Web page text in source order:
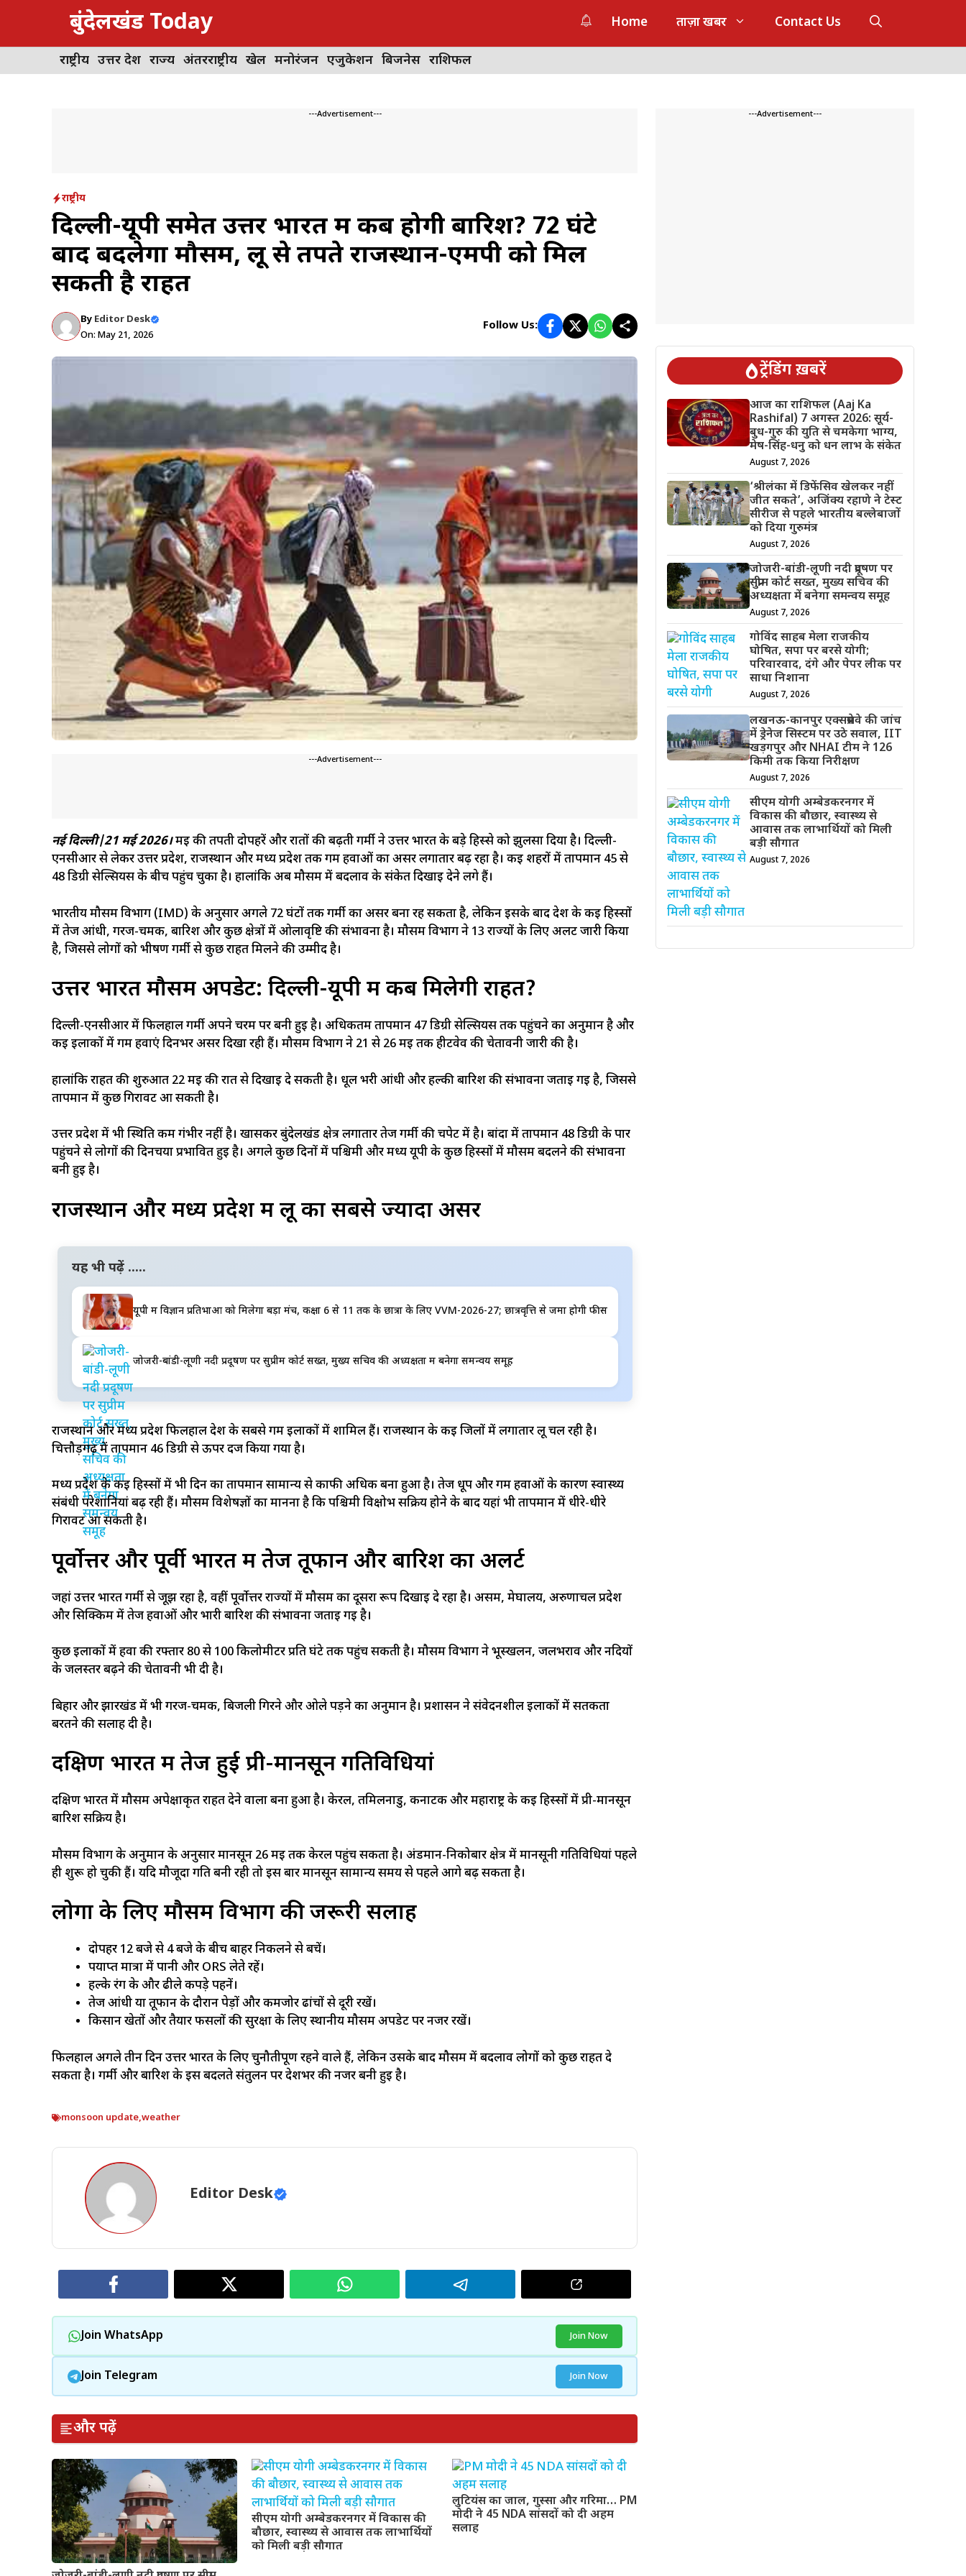
content
बुंदेलखंड Today Home ताज़ा खबर Contact Us
राष्ट्रीय उत्तर प्रदेश राज्य अंतरराष्ट्रीय खेल मनोरंजन एजुकेशन बिजनेस राशिफल
---Advertisement---
राष्ट्रीय
दिल्ली-यूपी समेत उत्तर भारत में कब होगी बारिश? 72 घंटे
बाद बदलेगा मौसम, लू से तपते राजस्थान-एमपी को मिल
सकती है राहत
By Editor Desk
On: May 21, 2026
Follow Us:
---Advertisement---
नई दिल्ली|21 मई 2026।मई की तपती दोपहरें और रातों की बढ़ती गर्मी ने उत्तर भारत के बड़े हिस्से को झुलसा दिया है। दिल्ली-
एनसीआर से लेकर उत्तर प्रदेश, राजस्थान और मध्य प्रदेश तक गर्म हवाओं का असर लगातार बढ़ रहा है। कई शहरों में तापमान 45 से
48 डिग्री सेल्सियस के बीच पहुंच चुका है। हालांकि अब मौसम में बदलाव के संकेत दिखाई देने लगे हैं।
भारतीय मौसम विभाग (IMD) के अनुसार अगले 72 घंटों तक गर्मी का असर बना रह सकता है, लेकिन इसके बाद देश के कई हिस्सों
में तेज आंधी, गरज-चमक, बारिश और कुछ क्षेत्रों में ओलावृष्टि की संभावना है। मौसम विभाग ने 13 राज्यों के लिए अलर्ट जारी किया
है, जिससे लोगों को भीषण गर्मी से कुछ राहत मिलने की उम्मीद है।
उत्तर भारत मौसम अपडेट: दिल्ली-यूपी में कब मिलेगी राहत?
दिल्ली-एनसीआर में फिलहाल गर्मी अपने चरम पर बनी हुई है। अधिकतम तापमान 47 डिग्री सेल्सियस तक पहुंचने का अनुमान है और
कई इलाकों में गर्म हवाएं दिनभर असर दिखा रही हैं। मौसम विभाग ने 21 से 26 मई तक हीटवेव की चेतावनी जारी की है।
हालांकि राहत की शुरुआत 22 मई की रात से दिखाई दे सकती है। धूल भरी आंधी और हल्की बारिश की संभावना जताई गई है, जिससे
तापमान में कुछ गिरावट आ सकती है।
उत्तर प्रदेश में भी स्थिति कम गंभीर नहीं है। खासकर बुंदेलखंड क्षेत्र लगातार तेज गर्मी की चपेट में है। बांदा में तापमान 48 डिग्री के पार
पहुंचने से लोगों की दिनचर्या प्रभावित हुई है। अगले कुछ दिनों में पश्चिमी और मध्य यूपी के कुछ हिस्सों में मौसम बदलने की संभावना
बनी हुई है।
राजस्थान और मध्य प्रदेश में लू का सबसे ज्यादा असर
यह भी पढ़ें .....
यूपी में विज्ञान प्रतिभाओं को मिलेगा बड़ा मंच, कक्षा 6 से 11 तक के छात्रों के लिए VVM-2026-27; छात्रवृत्ति से जमा होगी फीस
जोजरी-बांडी-लूणी नदी प्रदूषण पर सुप्रीम कोर्ट सख्त, मुख्य सचिव की अध्यक्षता में बनेगा समन्वय समूह
राजस्थान और मध्य प्रदेश फिलहाल देश के सबसे गर्म इलाकों में शामिल हैं। राजस्थान के कई जिलों में लगातार लू चल रही है।
चित्तौड़गढ़ में तापमान 46 डिग्री से ऊपर दर्ज किया गया है।
मध्य प्रदेश के कई हिस्सों में भी दिन का तापमान सामान्य से काफी अधिक बना हुआ है। तेज धूप और गर्म हवाओं के कारण स्वास्थ्य
संबंधी परेशानियां बढ़ रही हैं। मौसम विशेषज्ञों का मानना है कि पश्चिमी विक्षोभ सक्रिय होने के बाद यहां भी तापमान में धीरे-धीरे
गिरावट आ सकती है।
पूर्वोत्तर और पूर्वी भारत में तेज तूफान और बारिश का अलर्ट
जहां उत्तर भारत गर्मी से जूझ रहा है, वहीं पूर्वोत्तर राज्यों में मौसम का दूसरा रूप दिखाई दे रहा है। असम, मेघालय, अरुणाचल प्रदेश
और सिक्किम में तेज हवाओं और भारी बारिश की संभावना जताई गई है।
कुछ इलाकों में हवा की रफ्तार 80 से 100 किलोमीटर प्रति घंटे तक पहुंच सकती है। मौसम विभाग ने भूस्खलन, जलभराव और नदियों
के जलस्तर बढ़ने की चेतावनी भी दी है।
बिहार और झारखंड में भी गरज-चमक, बिजली गिरने और ओले पड़ने का अनुमान है। प्रशासन ने संवेदनशील इलाकों में सतर्कता
बरतने की सलाह दी है।
दक्षिण भारत में तेज हुई प्री-मानसून गतिविधियां
दक्षिण भारत में मौसम अपेक्षाकृत राहत देने वाला बना हुआ है। केरल, तमिलनाडु, कर्नाटक और महाराष्ट्र के कई हिस्सों में प्री-मानसून
बारिश सक्रिय है।
मौसम विभाग के अनुमान के अनुसार मानसून 26 मई तक केरल पहुंच सकता है। अंडमान-निकोबार क्षेत्र में मानसूनी गतिविधियां पहले
ही शुरू हो चुकी हैं। यदि मौजूदा गति बनी रही तो इस बार मानसून सामान्य समय से पहले आगे बढ़ सकता है।
लोगों के लिए मौसम विभाग की जरूरी सलाह
दोपहर 12 बजे से 4 बजे के बीच बाहर निकलने से बचें।
पर्याप्त मात्रा में पानी और ORS लेते रहें।
हल्के रंग के और ढीले कपड़े पहनें।
तेज आंधी या तूफान के दौरान पेड़ों और कमजोर ढांचों से दूरी रखें।
किसान खेतों और तैयार फसलों की सुरक्षा के लिए स्थानीय मौसम अपडेट पर नजर रखें।
फिलहाल अगले तीन दिन उत्तर भारत के लिए चुनौतीपूर्ण रहने वाले हैं, लेकिन उसके बाद मौसम में बदलाव लोगों को कुछ राहत दे
सकता है। गर्मी और बारिश के इस बदलते संतुलन पर देशभर की नजर बनी हुई है।
monsoon update,weather
Editor Desk
Join WhatsApp Join Now
Join Telegram Join Now
और पढ़ें
सीएम योगी अम्बेडकरनगर में विकास की
बौछार, स्वास्थ्य से आवास तक लाभार्थियों
को मिली बड़ी सौगात
लुटियंस का जाल, गुस्सा और गरिमा… PM
मोदी ने 45 NDA सांसदों को दी अहम
सलाह
---Advertisement---
ट्रेंडिंग ख़बरें
आज का राशिफल (Aaj Ka
Rashifal) 7 अगस्त 2026: सूर्य-
बुध-गुरु की युति से चमकेगा भाग्य,
मेष-सिंह-धनु को धन लाभ के संकेत
August 7, 2026
‘श्रीलंका में डिफेंसिव खेलकर नहीं
जीत सकते’, अजिंक्य रहाणे ने टेस्ट
सीरीज से पहले भारतीय बल्लेबाजों
को दिया गुरुमंत्र
August 7, 2026
जोजरी-बांडी-लूणी नदी प्रदूषण पर
सुप्रीम कोर्ट सख्त, मुख्य सचिव की
अध्यक्षता में बनेगा समन्वय समूह
August 7, 2026
गोविंद साहब मेला राजकीय
घोषित, सपा पर बरसे योगी;
परिवारवाद, दंगे और पेपर लीक पर
साधा निशाना
August 7, 2026
लखनऊ-कानपुर एक्सप्रेसवे की जांच
में ड्रेनेज सिस्टम पर उठे सवाल, IIT
खड़गपुर और NHAI टीम ने 126
किमी तक किया निरीक्षण
August 7, 2026
सीएम योगी अम्बेडकरनगर में
विकास की बौछार, स्वास्थ्य से
आवास तक लाभार्थियों को मिली
बड़ी सौगात
August 7, 2026